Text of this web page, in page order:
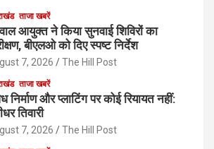
ताजा खबरें
आयुक्त ने किया सुनवाई शिविरों का
बीएलओ को दिए स्पष्ट निर्देश
7, 2026 The Hill Post
ताजा खबरें
निर्माण और प्लाटिंग पर कोई रियायत नहीं:
तिवारी
7, 2026 The Hill Post